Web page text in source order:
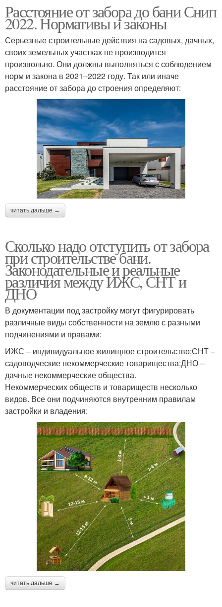
Расстояние от забора до бани Снип
2022. Нормативы и законы
Серьезные строительные действия на садовых, дачных,
своих земельных участках не производится
произвольно. Они должны выполняться с соблюдением
норм и закона в 2021–2022 году. Так или иначе
расстояние от забора до строения определяют:
читать дальше →
Сколько надо отступить от забора
при строительстве бани.
Законодательные и реальные
различия между ИЖС, СНТ и
ДНО
В документации под застройку могут фигурировать
различные виды собственности на землю с разными
подчинениями и правами:
ИЖС – индивидуальное жилищное строительство;СНТ –
садоводческие некоммерческие товарищества;ДНО –
дачные некоммерческие общества.
Некоммерческих обществ и товариществ несколько
видов. Все они подчиняются внутренним правилам
застройки и владения:
читать дальше →